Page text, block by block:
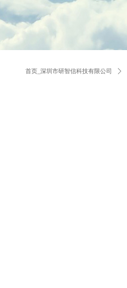
首页_深圳市研智信科技有限公司 ꄲ